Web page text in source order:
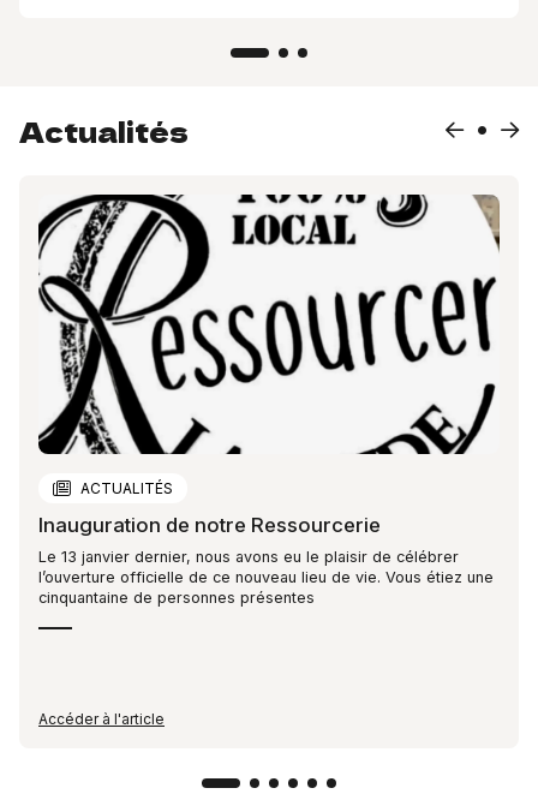
Actualités
ACTUALITÉS
Inauguration de notre Ressourcerie
Le 13 janvier dernier, nous avons eu le plaisir de célébrer
l’ouverture officielle de ce nouveau lieu de vie. Vous étiez une
cinquantaine de personnes présentes
Accéder à l'article